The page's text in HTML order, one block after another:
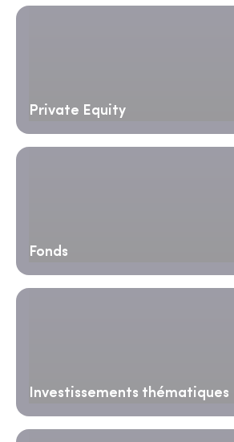
Private Equity
Fonds
Investissements thématiques